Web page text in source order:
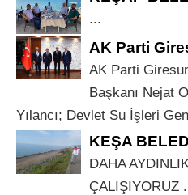
...
AK Parti
AK Parti
Başkanı Nejat
Yılancı; Devlet Su İşleri
KEŞA
DAHA
ÇALIŞIYORUZ